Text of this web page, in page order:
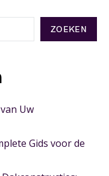
ZOEKEN
Uw
Gids voor de